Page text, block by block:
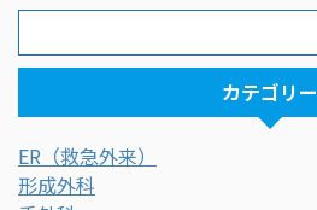
カテゴリー
ER（救急外来）
形成外科